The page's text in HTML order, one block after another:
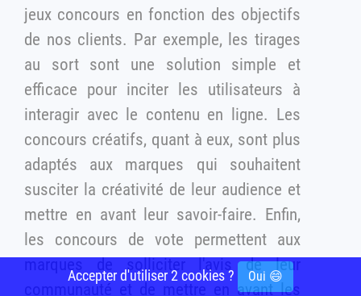
jeux concours en fonction des objectifs
de nos clients. Par exemple, les tirages
au sort sont une solution simple et
efficace pour inciter les utilisateurs à
interagir avec le contenu en ligne. Les
concours créatifs, quant à eux, sont plus
adaptés aux marques qui souhaitent
susciter la créativité de leur audience et
mettre en avant leur savoir-faire. Enfin,
les concours de vote permettent aux
marques de solliciter l'avis de leur
communauté et de mettre en avant les
Accepter d'utiliser 2 cookies ? Oui 😄